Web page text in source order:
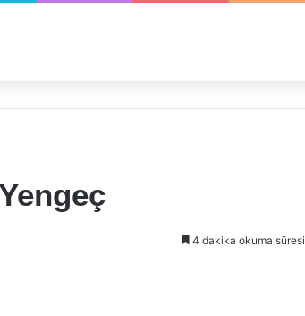
4 dakika okuma süresi